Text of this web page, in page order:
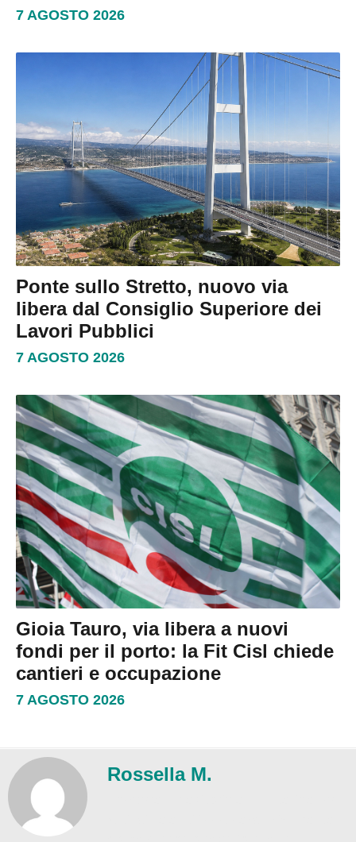
7 AGOSTO 2026
Ponte sullo Stretto, nuovo via
libera dal Consiglio Superiore dei
Lavori Pubblici
7 AGOSTO 2026
Gioia Tauro, via libera a nuovi
fondi per il porto: la Fit Cisl chiede
cantieri e occupazione
7 AGOSTO 2026
Rossella M.